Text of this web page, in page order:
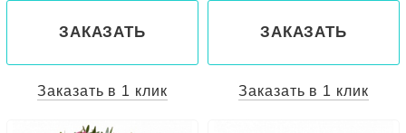
ЗАКАЗАТЬ
Заказать в 1 клик
ЗАКАЗАТЬ
Заказать в 1 клик